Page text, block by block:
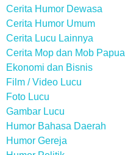
Cerita Humor Dewasa
Cerita Humor Umum
Cerita Lucu Lainnya
Cerita Mop dan Mob Papua
Ekonomi dan Bisnis
Film / Video Lucu
Foto Lucu
Gambar Lucu
Humor Bahasa Daerah
Humor Gereja